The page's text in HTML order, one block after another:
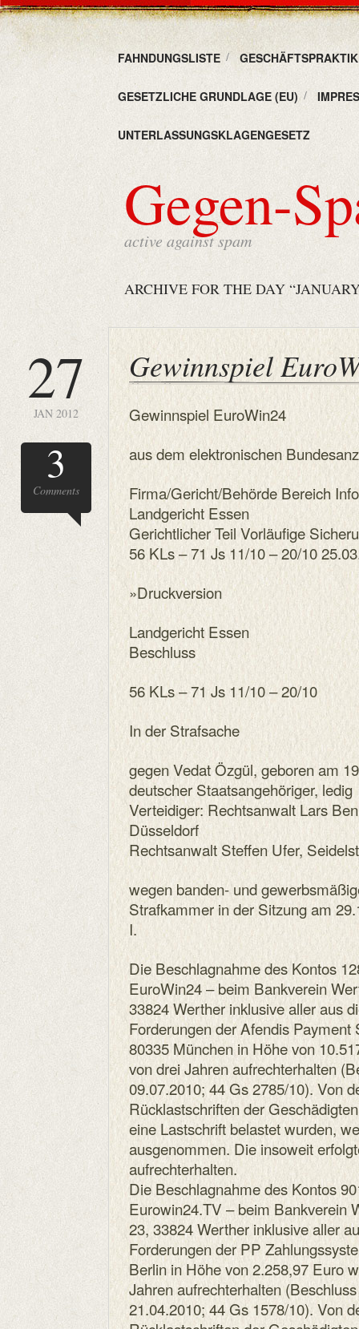
FAHNDUNGSLISTE
GESETZLICHE GRUNDLAGE (EU)
UNTERLASSUNGSKLAGENGESETZ
Gegen-
active against spam
ARCHIVE FOR THE DAY
27
JAN 2012
3
Comments
Gewinnspiel
Gewinnspiel EuroWin24
aus dem elektronischen
Firma/Gericht/Behörde Bereich
Landgericht Essen
Gerichtlicher Teil Vorläufige
56 KLs – 71 Js 11/10 – 20/10
»Druckversion
Landgericht Essen
Beschluss
56 KLs – 71 Js 11/10 – 20/10
In der Strafsache
gegen Vedat Özgül, geboren am
deutscher Staatsangehöriger, ledig
Verteidiger: Rechtsanwalt Lars
Düsseldorf
Rechtsanwalt Steffen Ufer,
wegen banden- und
Strafkammer in der Sitzung am
I.
Die Beschlagnahme des Kontos
EuroWin24 – beim Bankverein
33824 Werther inklusive aller aus
Forderungen der Afendis
80335 München in Höhe von
von drei Jahren aufrechterhalten
09.07.2010; 44 Gs 2785/10). Von
Rücklastschriften der
eine Lastschrift belastet wurden,
ausgenommen. Die insoweit
aufrechterhalten.
Die Beschlagnahme des Kontos
Eurowin24.TV – beim Bankverein
23, 33824 Werther inklusive aller
Forderungen der PP
Berlin in Höhe von 2.258,97 Euro
Jahren aufrechterhalten
21.04.2010; 44 Gs 1578/10). Von